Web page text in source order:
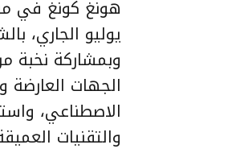
يوليو الجاري،
وبمشاركة نخبة
الجهات العارضة
الاصطناعي،
والتقنيات